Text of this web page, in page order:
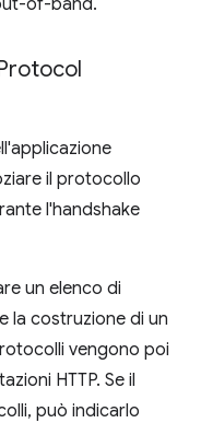
of-band.
il protocollo
l'handshake
un elenco di
la costruzione di un
vengono poi
HTTP. Se il
può indicarlo